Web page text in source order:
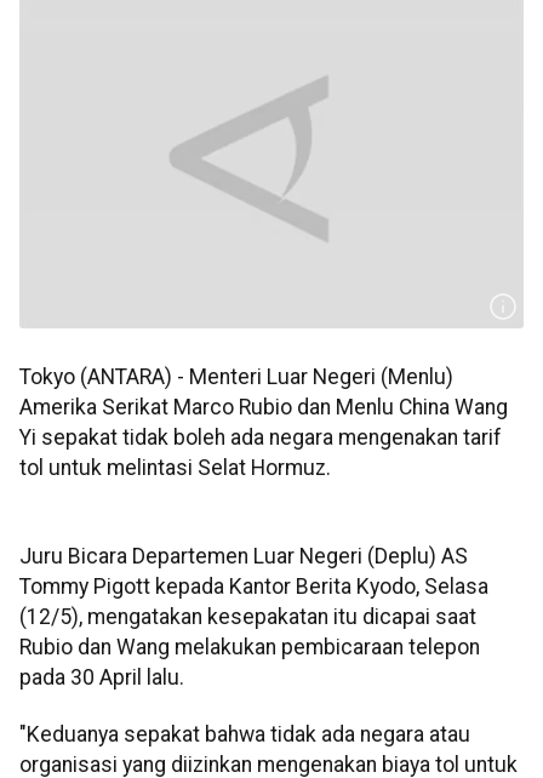
Tokyo (ANTARA) - Menteri Luar Negeri (Menlu)
Amerika Serikat Marco Rubio dan Menlu China Wang
Yi sepakat tidak boleh ada negara mengenakan tarif
tol untuk melintasi Selat Hormuz.
Juru Bicara Departemen Luar Negeri (Deplu) AS
Tommy Pigott kepada Kantor Berita Kyodo, Selasa
(12/5), mengatakan kesepakatan itu dicapai saat
Rubio dan Wang melakukan pembicaraan telepon
pada 30 April lalu.
"Keduanya sepakat bahwa tidak ada negara atau
organisasi yang diizinkan mengenakan biaya tol untuk